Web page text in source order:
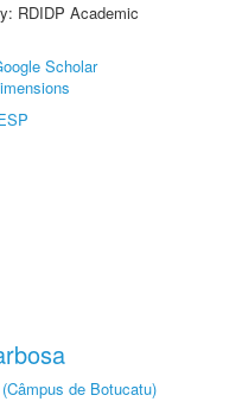
RDIDP Academic
Scholar
de Botucatu)